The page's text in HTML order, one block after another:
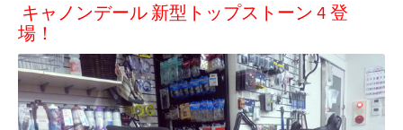
キャノンデール 新型トップストーン 4 登
場！